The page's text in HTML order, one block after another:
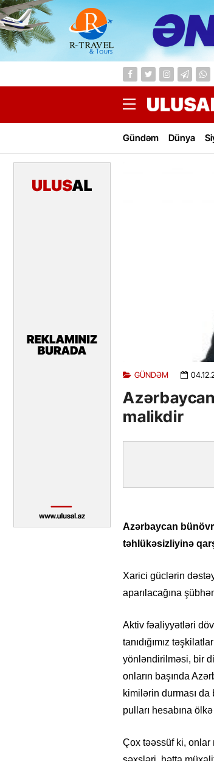
Gündəm Dünya
GÜNDƏM
malikdir
Azərbaycan
təhlükəsizliyinə
Xarici güclərin
aparılacağına
Aktiv fəaliyyətləri
tanıdığımız
yönləndirilməsi, bir
onların başında
kimilərin durması
pulları hesabına
Çox təəssüf ki, onlar